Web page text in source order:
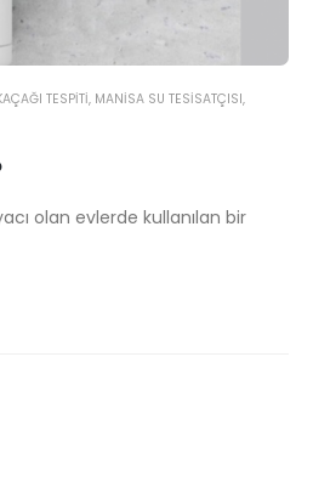
TESPITI, MANISA SU TESISATÇISI,
olan evlerde kullanılan bir